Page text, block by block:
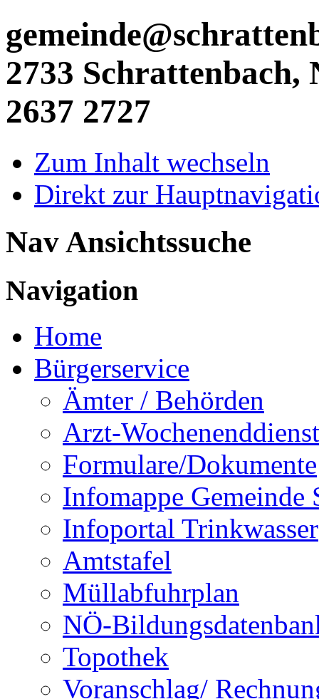
2733 Schrattenbach,
2637 2727
Zum Inhalt wechseln
Direkt zur
Nav Ansichtssuche
Navigation
Home
Bürgerservice
Ämter / Behörden
Arzt-
Formulare/Dokumente
Infomappe Gemeinde
Infoportal Trinkwasser
Amtstafel
Müllabfuhrplan
NÖ-
Topothek
Voranschlag/